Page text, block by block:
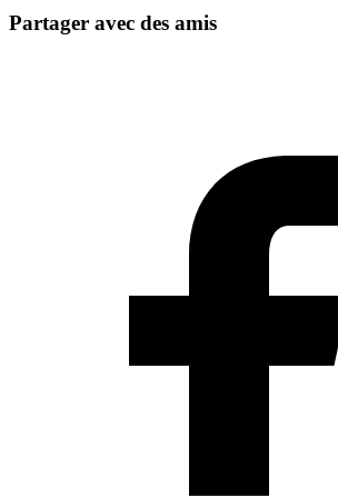
Partager avec des amis